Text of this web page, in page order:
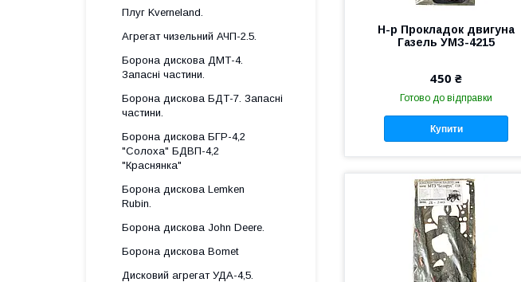
Н-р Прокладок двигуна
Газель УМЗ-4215
450 ₴
Готово до відправки
Купити
Плуг Kverneland.
Агрегат чизельний АЧП-2.5.
Борона дискова ДМТ-4.
Запасні частини.
Борона дискова БДТ-7. Запасні
частини.
Борона дискова БГР-4,2
"Солоха" БДВП-4,2
"Краснянка"
Борона дискова Lemken
Rubin.
Борона дискова John Deere.
Борона дискова Bomet
Дисковий агрегат УДА-4,5.